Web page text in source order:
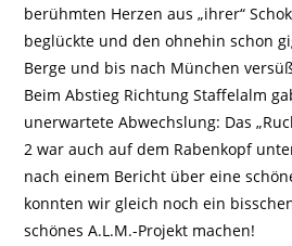
berühmten Herzen aus „ihrer“
beglückte und den ohnehin schon
Berge und bis nach München
Beim Abstieg Richtung Staffelalm
unerwartete Abwechslung: Das
2 war auch auf dem Rabenkopf
nach einem Bericht über eine
konnten wir gleich noch ein
schönes A.L.M.-Projekt machen!